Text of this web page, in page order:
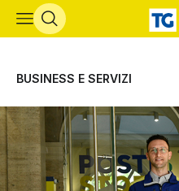
Vai al contenuto principale
BUSINESS E SERVIZI